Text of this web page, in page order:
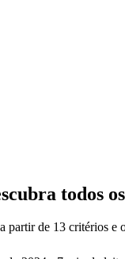
todos
partir de 13 critérios